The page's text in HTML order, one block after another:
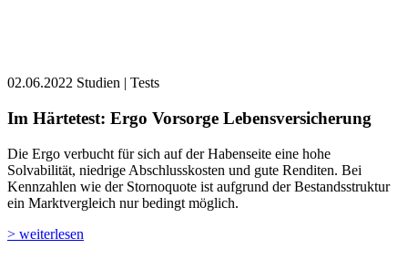
02.06.2022 Studien | Tests
Im Härtetest: Ergo Vorsorge Lebensversicherung
Die Ergo verbucht für sich auf der Habenseite eine hohe
Solvabilität, niedrige Abschlusskosten und gute Renditen. Bei
Kennzahlen wie der Stornoquote ist aufgrund der Bestandsstruktur
ein Marktvergleich nur bedingt möglich.
> weiterlesen